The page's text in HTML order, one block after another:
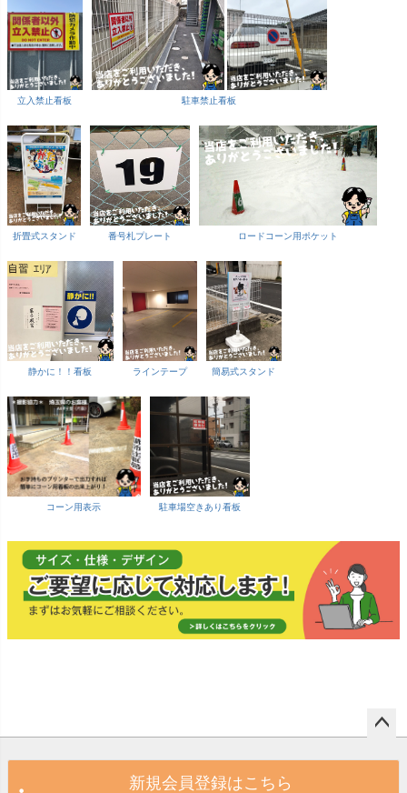
立入禁止看板 駐車禁止看板
折畳式スタンド 番号札プレート ロードコーン用ポケット
静かに！！看板 ラインテープ 簡易式スタンド
コーン用表示 駐車場空きあり看板
新規会員登録はこちら